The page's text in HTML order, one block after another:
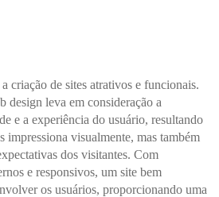
criação de sites atrativos e funcionais.
design leva em consideração a
e a experiência do usuário, resultando
impressiona visualmente, mas também
dos visitantes. Com
e responsivos, um site bem
os usuários, proporcionando uma